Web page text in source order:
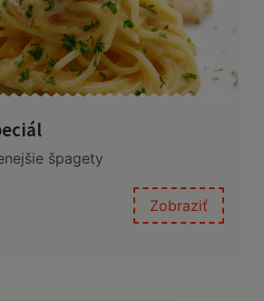
špagety
Zobraziť